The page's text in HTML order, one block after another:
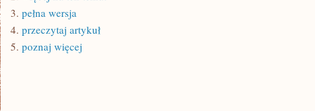
3. pełna wersja
4. przeczytaj artykuł
5. poznaj więcej